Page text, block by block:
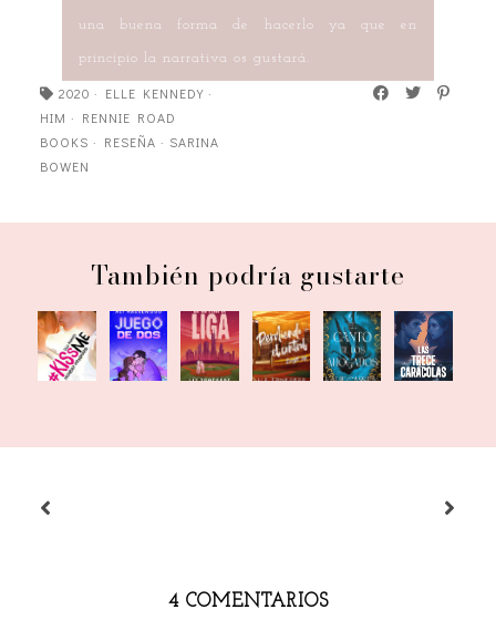
una buena forma de hacerlo ya que en
principio la narrativa os gustará.
2020 · ELLE KENNEDY·
HIM · RENNIE ROAD
BOOKS · RESEÑA · SARINA
BOWEN
También podría gustarte
Prohibido
enamorarse
Juego
de dos
En su
propia
Perdiendo
el control
El canto
de los
Las trece
caracolas
4 COMENTARIOS